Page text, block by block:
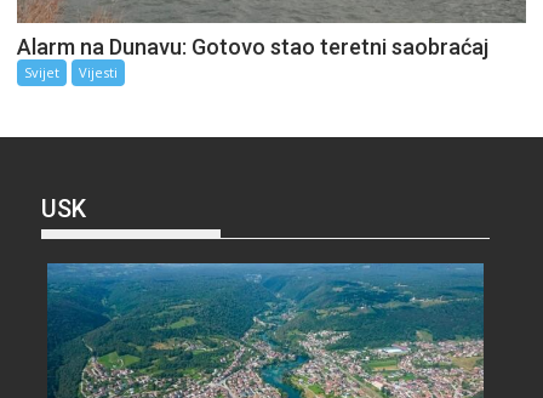
Alarm na Dunavu: Gotovo stao teretni saobraćaj
Svijet Vijesti
USK